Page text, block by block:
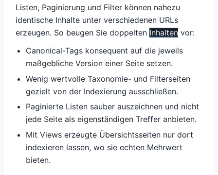
Listen, Paginierung und Filter können nahezu
identische Inhalte unter verschiedenen URLs
erzeugen. So beugen Sie doppelten Inhalten vor:
Canonical-Tags konsequent auf die jeweils
maßgebliche Version einer Seite setzen.
Wenig wertvolle Taxonomie- und Filterseiten
gezielt von der Indexierung ausschließen.
Paginierte Listen sauber auszeichnen und nicht
jede Seite als eigenständigen Treffer anbieten.
Mit Views erzeugte Übersichtsseiten nur dort
indexieren lassen, wo sie echten Mehrwert
bieten.